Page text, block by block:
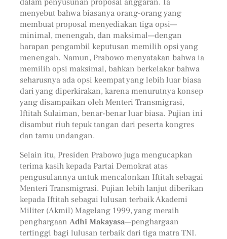
menyebut bahwa biasanya orang-orang yang
membuat proposal menyediakan tiga opsi—
minimal, menengah, dan maksimal—dengan
harapan pengambil keputusan memilih opsi yang
menengah. Namun, Prabowo menyatakan bahwa ia
memilih opsi maksimal, bahkan berkelakar bahwa
seharusnya ada opsi keempat yang lebih luar biasa
dari yang diperkirakan, karena menurutnya konsep
yang disampaikan oleh Menteri Transmigrasi,
Iftitah Sulaiman, benar-benar luar biasa. Pujian ini
disambut riuh tepuk tangan dari peserta kongres
dan tamu undangan.
Selain itu, Presiden Prabowo juga mengucapkan
terima kasih kepada Partai Demokrat atas
pengusulannya untuk mencalonkan Iftitah sebagai
Menteri Transmigrasi. Pujian lebih lanjut diberikan
kepada Iftitah sebagai lulusan terbaik Akademi
Militer (Akmil) Magelang 1999, yang meraih
penghargaan Adhi Makayasa—penghargaan
tertinggi bagi lulusan terbaik dari tiga matra TNI.